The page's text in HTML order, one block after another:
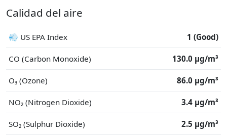
Calidad del aire
💨 US EPA Index 1 (Good)
CO (Carbon Monoxide) 130.0 μg/m³
O₃ (Ozone) 86.0 μg/m³
NO₂ (Nitrogen Dioxide) 3.4 μg/m³
SO₂ (Sulphur Dioxide) 2.5 μg/m³